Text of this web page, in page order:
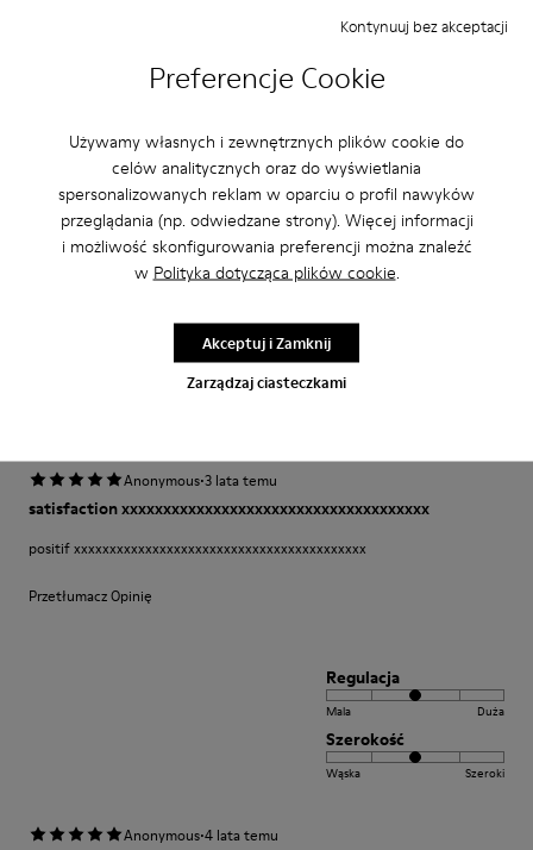
Preferencje Cookie
Używamy własnych i zewnętrznych plików cookie do
celów analitycznych oraz do wyświetlania
spersonalizowanych reklam w oparciu o profil nawyków
przeglądania (np. odwiedzane strony). Więcej informacji
i możliwość skonfigurowania preferencji można znaleźć
w Polityka dotycząca plików cookie.
Zarządzaj ciasteczkami
Kontynuuj bez akceptacji
Akceptuj i Zamknij
Wąska Szeroki
Anonymous ·2 lata temu
This is my third pair of Peu’s. I wore my first pair for over 12 years and was
so sad once they wore out. A very comfortable shoe with a lot of unique
class and style.
Przetłumacz Opinię
Regulacja
Mala
Szerokość
Anonymous·3 lata temu
satisfaction xxxxxxxxxxxxxxxxxxxxxxxxxxxxxxxxxxxxx
positif xxxxxxxxxxxxxxxxxxxxxxxxxxxxxxxxxxxxxxxxx
Przetłumacz Opinię
Regulacja
Mala Duża
Szerokość
Wąska Szeroki
Anonymous·4 lata temu